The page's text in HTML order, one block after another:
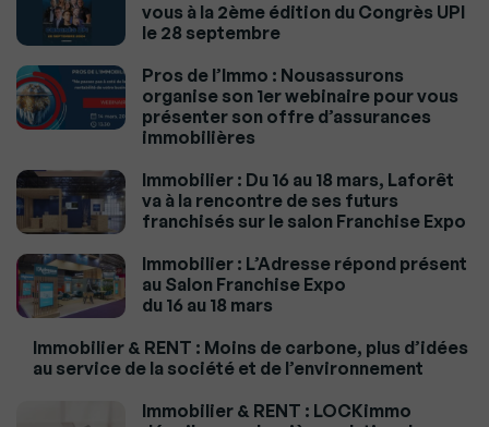
vous à la 2ème édition du Congrès UPI
le 28 septembre
Pros de l’Immo : Nousassurons
organise son 1er webinaire pour vous
présenter son offre d’assurances
immobilières
Immobilier : Du 16 au 18 mars, Laforêt
va à la rencontre de ses futurs
franchisés sur le salon Franchise Expo
Immobilier : L’Adresse répond présent
au Salon Franchise Expo
du 16 au 18 mars
Immobilier & RENT : Moins de carbone, plus d’idées
au service de la société et de l’environnement
Immobilier & RENT : LOCKimmo